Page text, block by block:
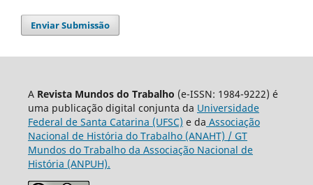
Enviar Submissão
A Revista Mundos do Trabalho (e-ISSN: 1984-9222) é
uma publicação digital conjunta da Universidade
Federal de Santa Catarina (UFSC) e da Associação
Nacional de História do Trabalho (ANAHT) / GT
Mundos do Trabalho da Associação Nacional de
História (ANPUH).